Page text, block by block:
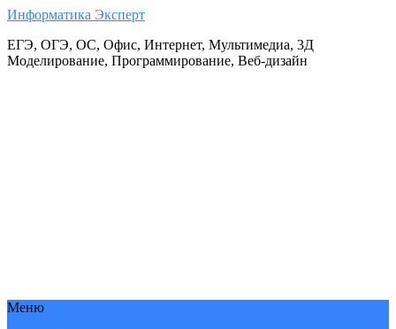
Информатика Эксперт
ЕГЭ, ОГЭ, ОС, Офис, Интернет, Мультимедиа, 3Д
Моделирование, Программирование, Веб-дизайн
Меню